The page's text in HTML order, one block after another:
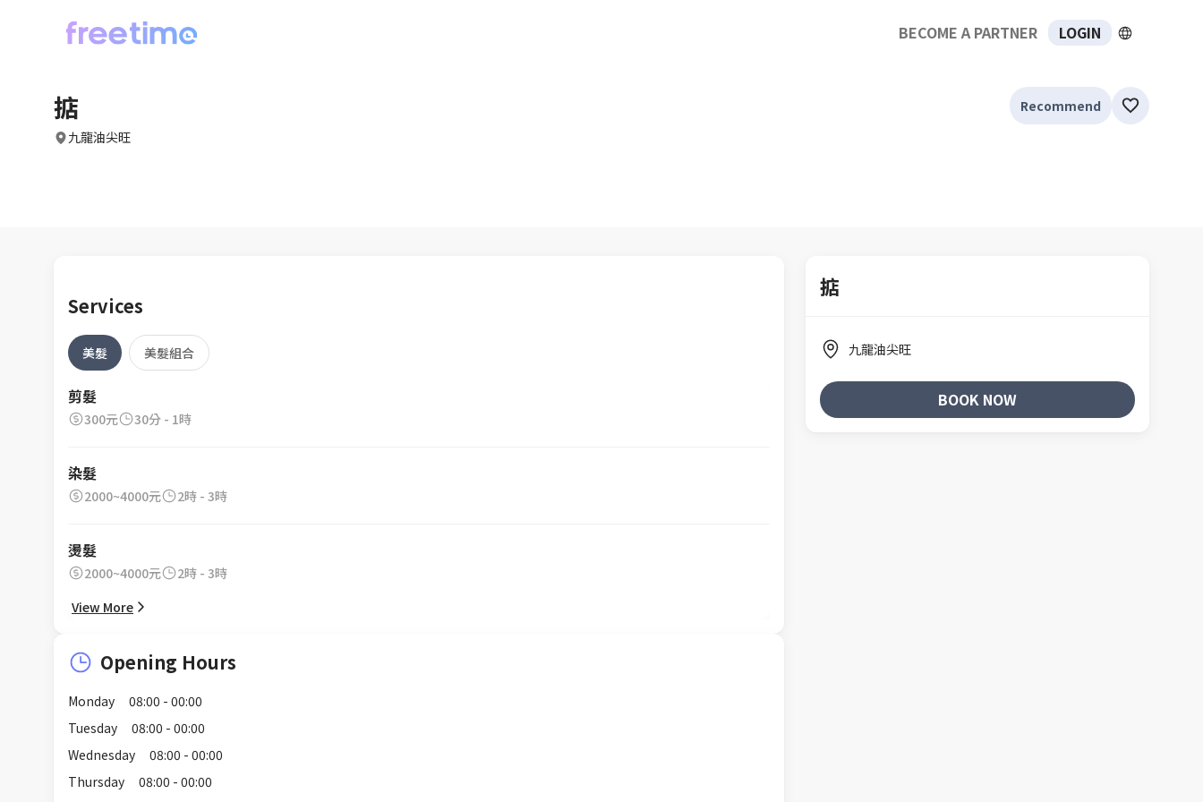
BECOME A PARTNER LOGIN
掂
九龍油尖旺
Recommend
Services
美髮 美髮組合
剪髮
300元 30分 - 1時
染髮
2000~4000元 2時 - 3時
燙髮
2000~4000元
2時 - 3時
View More
Opening Hours
Monday
08:00 - 00:00
Tuesday
08:00 - 00:00
Wednesday
08:00 - 00:00
Thursday
08:00 - 00:00
掂
九龍油尖旺
BOOK NOW